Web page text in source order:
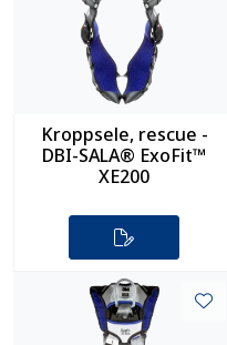
Kroppsele, rescue -
DBI-SALA® ExoFit™
XE200